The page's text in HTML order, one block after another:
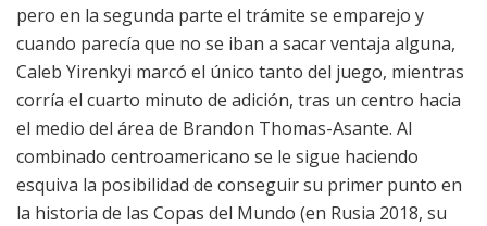
pero en la segunda parte el trámite se emparejo y
cuando parecía que no se iban a sacar ventaja alguna,
Caleb Yirenkyi marcó el único tanto del juego, mientras
corría el cuarto minuto de adición, tras un centro hacia
el medio del área de Brandon Thomas-Asante. Al
combinado centroamericano se le sigue haciendo
esquiva la posibilidad de conseguir su primer punto en
la historia de las Copas del Mundo (en Rusia 2018, su